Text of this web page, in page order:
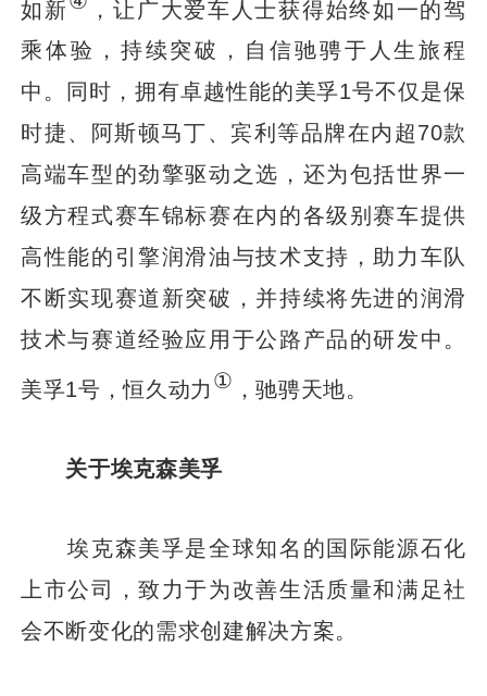
如新
，让广大爱车人士获得始终如一的驾
乘体验，持续突破，自信驰骋于人生旅程
中。同时，拥有卓越性能的美孚1号不仅是保
时捷、阿斯顿马丁、宾利等品牌在内超70款
高端车型的劲擎驱动之选，还为包括世界一
级方程式赛车锦标赛在内的各级别赛车提供
高性能的引擎润滑油与技术支持，助力车队
不断实现赛道新突破，并持续将先进的润滑
技术与赛道经验应用于公路产品的研发中。
美孚1号，恒久动力 ① ，驰骋天地。
关于埃克森美孚
埃克森美孚是全球知名的国际能源石化
上市公司，致力于为改善生活质量和满足社
会不断变化的需求创建解决方案。